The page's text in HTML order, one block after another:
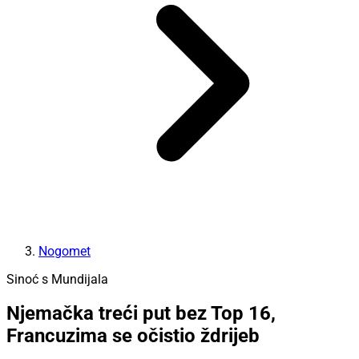
Nogomet
Sinoć s Mundijala
Njemačka treći put bez Top 16,
Francuzima se očistio ždrijeb